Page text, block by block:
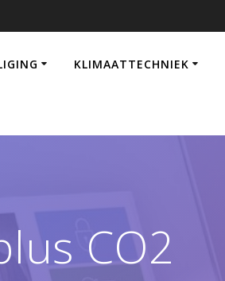
KLIMAATTECHNIEK
CO2